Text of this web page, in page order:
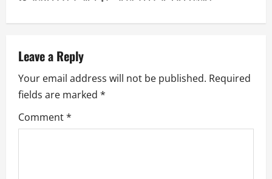
t
a
v
i
g
Leave a Reply
Your email address will not be published. Required
fields are marked *
Comment*